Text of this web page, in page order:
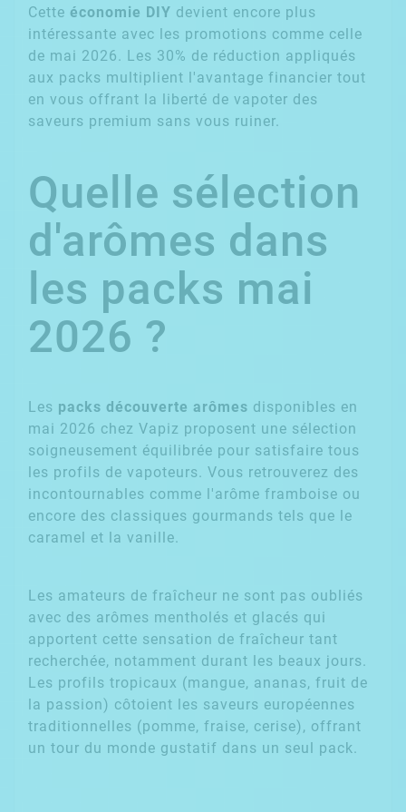
Cette économie DIY devient encore plus
intéressante avec les promotions comme celle
de mai 2026. Les 30% de réduction appliqués
aux packs multiplient l'avantage financier tout
en vous offrant la liberté de vapoter des
saveurs premium sans vous ruiner.
Quelle sélection
d'arômes dans
les packs mai
2026 ?
Les packs découverte arômes disponibles en
mai 2026 chez Vapiz proposent une sélection
soigneusement équilibrée pour satisfaire tous
les profils de vapoteurs. Vous retrouverez des
incontournables comme
l'arôme framboise ou
encore des classiques gourmands tels que le
caramel et la vanille.
Les amateurs de fraîcheur ne sont pas oubliés
avec des arômes mentholés et glacés qui
apportent cette sensation de fraîcheur tant
recherchée, notamment durant les beaux jours.
Les profils tropicaux (mangue, ananas, fruit de
la passion) côtoient les saveurs européennes
traditionnelles (pomme, fraise, cerise), offrant
un tour du monde gustatif dans un seul pack.